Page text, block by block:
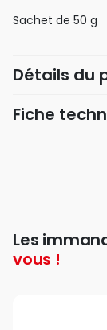
Sachet de 50 g
Détails du
Fiche
Les
vous !